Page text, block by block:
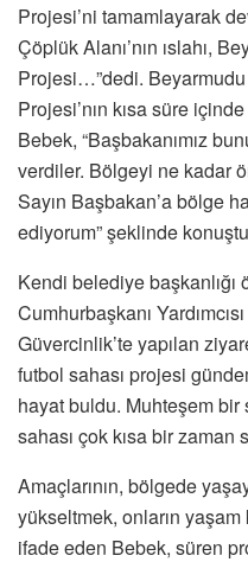
Projesi’ni tamamlayarak
Çöplük Alanı’nın ıslahı,
Projesi…”dedi. Beyarmudu
Projesi’nın kısa süre
Bebek, “Başbakanımız
verdiler. Bölgeyi ne kadar
Sayın Başbakan’a bölge
ediyorum” şeklinde
Kendi belediye
Cumhurbaşkanı
Güvercinlik’te yapılan
futbol sahası projesi
hayat buldu. Muhteşem
sahası çok kısa bir zaman
Amaçlarının, bölgede
yükseltmek, onların
ifade eden Bebek, süren